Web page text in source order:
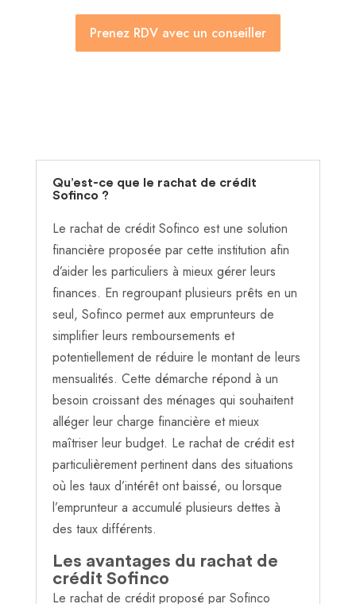
Prenez RDV avec un conseiller
Qu’est-ce que le rachat de crédit
Sofinco ?
Le rachat de crédit Sofinco est une solution
financière proposée par cette institution afin
d’aider les particuliers à mieux gérer leurs
finances. En regroupant plusieurs prêts en un
seul, Sofinco permet aux emprunteurs de
simplifier leurs remboursements et
potentiellement de réduire le montant de leurs
mensualités. Cette démarche répond à un
besoin croissant des ménages qui souhaitent
alléger leur charge financière et mieux
maîtriser leur budget. Le rachat de crédit est
particulièrement pertinent dans des situations
où les taux d’intérêt ont baissé, ou lorsque
l’emprunteur a accumulé plusieurs dettes à
des taux différents.
Les avantages du rachat de
crédit Sofinco
Le rachat de crédit proposé par Sofinco